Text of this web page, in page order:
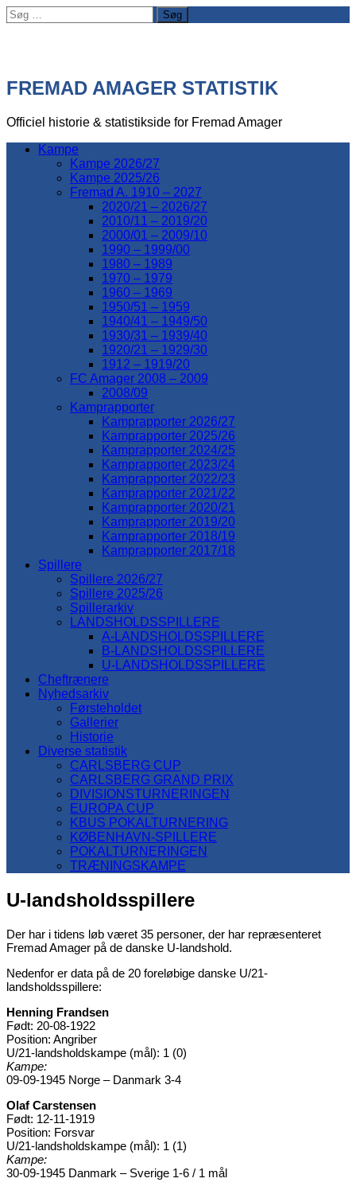
Søg
efter:
FREMAD AMAGER STATISTIK
Officiel historie & statistikside for Fremad Amager
Kampe
Kampe 2026/27
Kampe 2025/26
Fremad A. 1910 – 2027
2020/21 – 2026/27
2010/11 – 2019/20
2000/01 – 2009/10
1990 – 1999/00
1980 – 1989
1970 – 1979
1960 – 1969
1950/51 – 1959
1940/41 – 1949/50
1930/31 – 1939/40
1920/21 – 1929/30
1912 – 1919/20
FC Amager 2008 – 2009
2008/09
Kamprapporter
Kamprapporter 2026/27
Kamprapporter 2025/26
Kamprapporter 2024/25
Kamprapporter 2023/24
Kamprapporter 2022/23
Kamprapporter 2021/22
Kamprapporter 2020/21
Kamprapporter 2019/20
Kamprapporter 2018/19
Kamprapporter 2017/18
Spillere
Spillere 2026/27
Spillere 2025/26
Spillerarkiv
LANDSHOLDSSPILLERE
A-LANDSHOLDSSPILLERE
B-LANDSHOLDSSPILLERE
U-LANDSHOLDSSPILLERE
Cheftrænere
Nyhedsarkiv
Førsteholdet
Gallerier
Historie
Diverse statistik
CARLSBERG CUP
CARLSBERG GRAND PRIX
DIVISIONSTURNERINGEN
EUROPA CUP
KBUS POKALTURNERING
KØBENHAVN-SPILLERE
POKALTURNERINGEN
TRÆNINGSKAMPE
U-landsholdsspillere
Der har i tidens løb været 35 personer, der har repræsenteret
Fremad Amager på de danske U-landshold.
Nedenfor er data på de 20 foreløbige danske U/21-
landsholdsspillere:
Henning Frandsen
Født: 20-08-1922
Position: Angriber
U/21-landsholdskampe (mål): 1 (0)
Kampe:
09-09-1945 Norge – Danmark 3-4
Olaf Carstensen
Født: 12-11-1919
Position: Forsvar
U/21-landsholdskampe (mål): 1 (1)
Kampe:
30-09-1945 Danmark – Sverige 1-6 / 1 mål